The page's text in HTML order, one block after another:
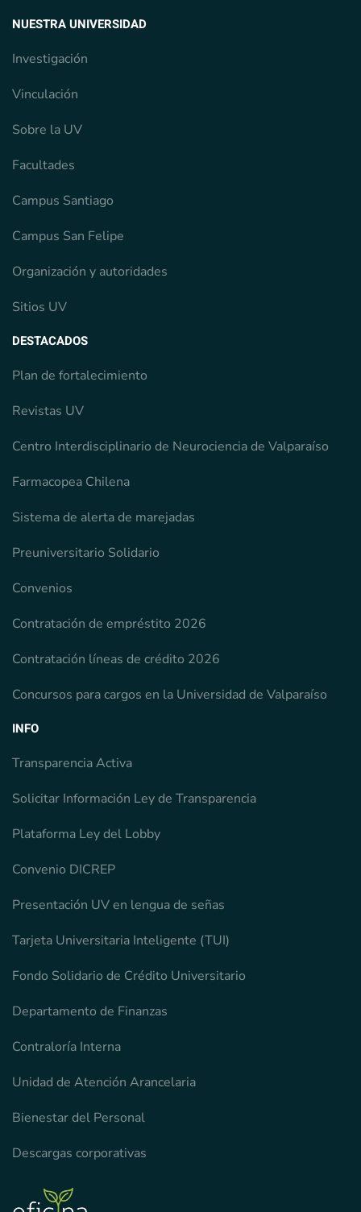
NUESTRA UNIVERSIDAD
Investigación
Vinculación
Sobre la UV
Facultades
Campus Santiago
Campus San Felipe
Organización y autoridades
Sitios UV
DESTACADOS
Plan de fortalecimiento
Revistas UV
Centro Interdisciplinario de Neurociencia de Valparaíso
Farmacopea Chilena
Sistema de alerta de marejadas
Preuniversitario Solidario
Convenios
Contratación de empréstito 2026
Contratación líneas de crédito 2026
Concursos para cargos en la Universidad de Valparaíso
INFO
Transparencia Activa
Solicitar Información Ley de Transparencia
Plataforma Ley del Lobby
Convenio DICREP
Presentación UV en lengua de señas
Tarjeta Universitaria Inteligente (TUI)
Fondo Solidario de Crédito Universitario
Departamento de Finanzas
Contraloría Interna
Unidad de Atención Arancelaria
Bienestar del Personal
Descargas corporativas